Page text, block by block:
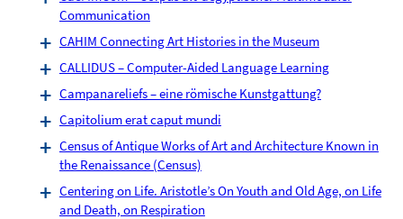
Communication
CAHIM Connecting Art Histories in the Museum
CALLIDUS – Computer-Aided Language Learning
Campanareliefs – eine römische Kunstgattung?
Capitolium erat caput mundi
Census of Antique Works of Art and Architecture Known in
the Renaissance (Census)
Centering on Life. Aristotle’s On Youth and Old Age, on Life
and Death, on Respiration